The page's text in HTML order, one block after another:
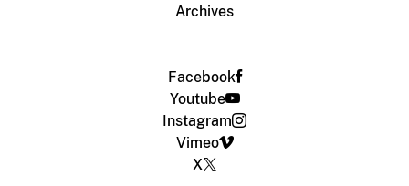
Archives
Facebook
Youtube
Instagram
Vimeo
X